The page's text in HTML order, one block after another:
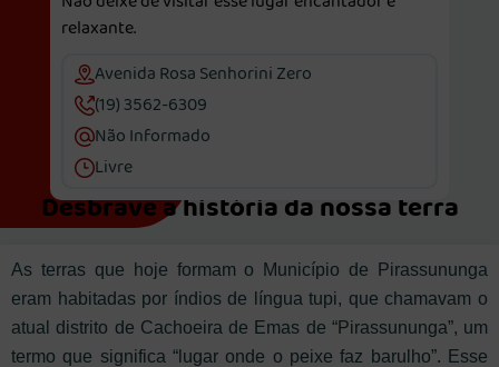
relaxante.
Avenida Rosa Senhorini Zero
(19) 3562-6309
Não Informado
Livre
Desbrave a história da nossa terra
As terras que hoje formam o Município de Pirassununga
eram habitadas por índios de língua tupi, que chamavam o
atual distrito de Cachoeira de Emas de “Pirassununga”, um
termo que significa “lugar onde o peixe faz barulho”. Esse